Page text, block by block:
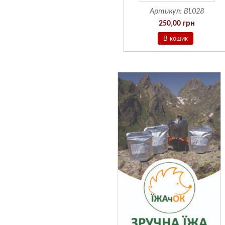
Артикул: BL028
250,00 грн